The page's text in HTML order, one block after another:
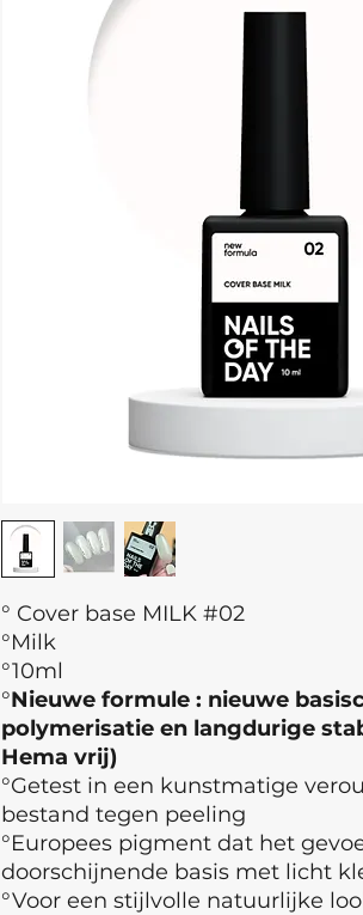
° Cover base MILK #02
°Milk
°10ml
°Nieuwe formule : nieuwe
polymerisatie en langdurige
Hema vrij)
°Getest in een kunstmatige
bestand tegen peeling
°Europees pigment dat het
doorschijnende basis met licht
°Voor een stijlvolle natuurlijke